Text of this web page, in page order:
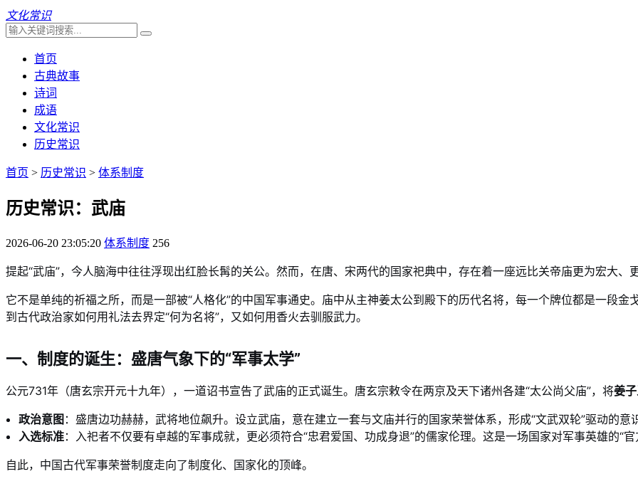
文化常识
首页
古典故事
诗词
成语
文化常识
历史常识
首页 > 历史常识 > 体系制度
历史常识：武庙
2026-06-20 23:05:20 体系制度 256
提起“武庙”，今人脑海中往往浮现出红脸长髯的关公。然而，在唐、宋两代的国家祀典中，存在着一座远比关帝庙更为宏大
它不是单纯的祈福之所，而是一部被“人格化”的中国军事通史。庙中从主神姜太公到殿下的历代名将，每一个牌位都是一段
到古代政治家如何用礼法去界定“何为名将”，又如何用香火去驯服武力。
一、制度的诞生：盛唐气象下的“军事太学”
公元731年（唐玄宗开元十九年），一道诏书宣告了武庙的正式诞生。唐玄宗敕令在两京及天下诸州各建“太公尚父庙”，将姜
政治意图：盛唐边功赫赫，武将地位飙升。设立武庙，意在建立一套与文庙并行的国家荣誉体系，形成“文武双轮”驱动的意
入选标准：入祀者不仅要有卓越的军事成就，更必须符合“忠君爱国、功成身退”的儒家伦理。这是一场国家对军事英雄的“官
自此，中国古代军事荣誉制度走向了制度化、国家化的顶峰。